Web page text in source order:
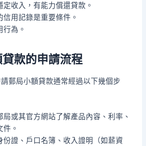
定收入，有能力償還貸款。
用記錄是重要條件。
為。
款的申請流程
郵局小額貸款通常經過以下幾個步
局或其官方網站了解產品內容、利率、
。
份證、戶口名簿、收入證明（如薪資